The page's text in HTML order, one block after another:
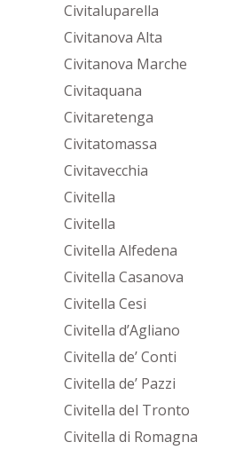
Civitaluparella
Civitanova Alta
Civitanova Marche
Civitaquana
Civitaretenga
Civitatomassa
Civitavecchia
Civitella
Civitella
Civitella Alfedena
Civitella Casanova
Civitella Cesi
Civitella d’Agliano
Civitella de’ Conti
Civitella de’ Pazzi
Civitella del Tronto
Civitella di Romagna